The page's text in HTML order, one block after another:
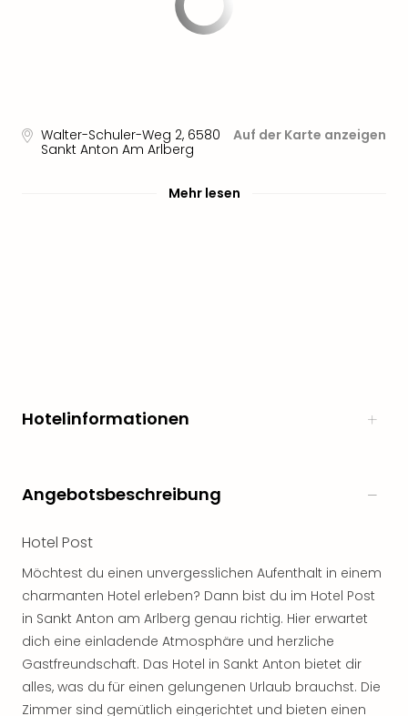
Walter-Schuler-Weg 2, 6580
Sankt Anton Am Arlberg
Auf der Karte anzeigen
Mehr lesen
Hotelinformationen
Angebotsbeschreibung
Hotel Post
Möchtest du einen unvergesslichen Aufenthalt in einem
charmanten Hotel erleben? Dann bist du im Hotel Post
in Sankt Anton am Arlberg genau richtig. Hier erwartet
dich eine einladende Atmosphäre und herzliche
Gastfreundschaft. Das Hotel in Sankt Anton bietet dir
alles, was du für einen gelungenen Urlaub brauchst. Die
Zimmer sind gemütlich eingerichtet und bieten einen